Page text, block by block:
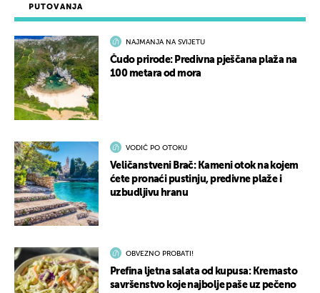
PUTOVANJA
NAJMANJA NA SVIJETU
Čudo prirode: Predivna pješčana plaža na
100 metara od mora
VODIČ PO OTOKU
Veličanstveni Brač: Kameni otok na kojem
ćete pronaći pustinju, predivne plaže i
uzbudljivu hranu
OBVEZNO PROBATI!
Prefina ljetna salata od kupusa: Kremasto
savršenstvo koje najbolje paše uz pečeno